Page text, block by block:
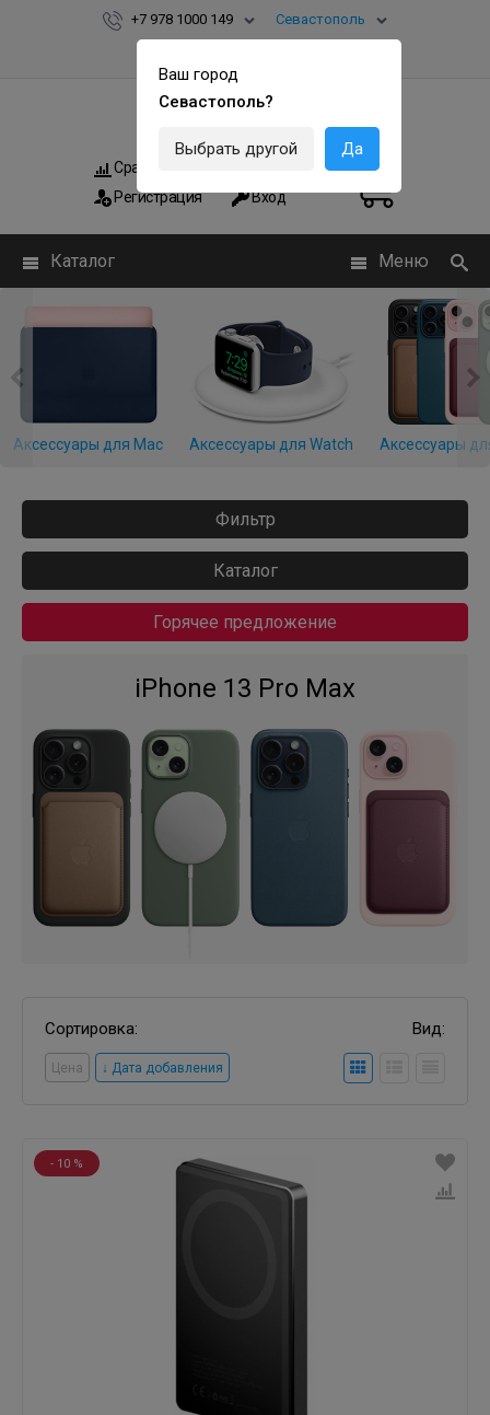
Ваш город
Севастополь?
Выбрать другой Да
+7 978 1000 149 Севастополь
Сравнить
Регистрация
Мои заказы
Вход
0
Каталог Меню
Аксессуары для Mac Аксессуары для Watch Аксессуары
Фильтр
Каталог
Горячее предложение
iPhone 13 Pro Max
Сортировка:
Цена ↓ Дата добавления
Вид:
- 10 %